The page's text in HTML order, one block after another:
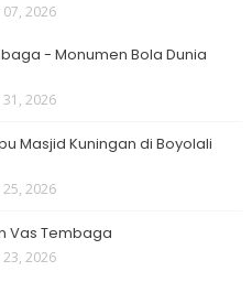
07, 2026
- Monumen Bola Dunia
31, 2026
Masjid Kuningan di Boyolali
25, 2026
Vas Tembaga
23, 2026